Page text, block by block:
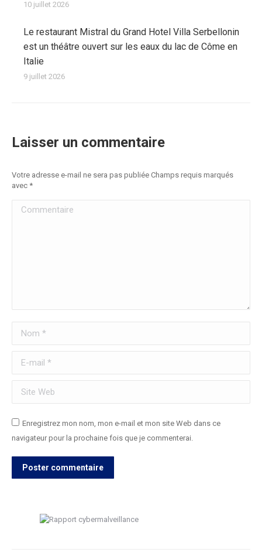
10 juillet 2026
Le restaurant Mistral du Grand Hotel Villa Serbellonin
est un théâtre ouvert sur les eaux du lac de Côme en
Italie
9 juillet 2026
Laisser un commentaire
Votre adresse e-mail ne sera pas publiée Champs requis marqués
avec *
Commentaire
Nom *
E-mail *
Site Web
Enregistrez mon nom, mon e-mail et mon site Web dans ce
navigateur pour la prochaine fois que je commenterai.
Poster commentaire